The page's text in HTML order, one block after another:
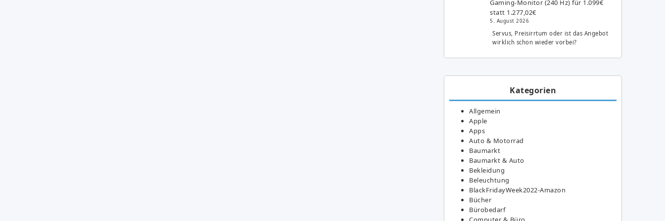
Gaming-Monitor (240 Hz) für 1.099€
statt 1.277,02€
5. August 2026
Servus, Preisirrtum oder ist das Angebot
wirklich schon wieder vorbei?
Kategorien
Allgemein
Apple
Apps
Auto & Motorrad
Baumarkt
Baumarkt & Auto
Bekleidung
Beleuchtung
BlackFridayWeek2022-Amazon
Bücher
Bürobedarf